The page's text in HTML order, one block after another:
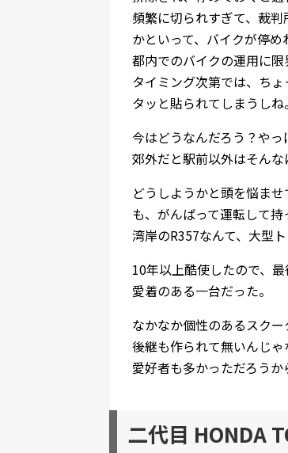
頻繁に切られすぎて、裁判
かといって、バイクが停め
都内でのバイクの運用に限
タイミング次第では、ち
タッと貼られてしまうしね。
今はどうなんだろう？や
郊外だと駅前以外はそんな
どうしようかと頭を悩ま
も、がんばって運転して持
湾岸のR357なんて、大型
10年以上酷使したので、
愛着のある一台だった。
なかなか個性のあるスクー
後継も作られて無いんじゃ
愛好者も多かっただろうか
二代目 HONDA